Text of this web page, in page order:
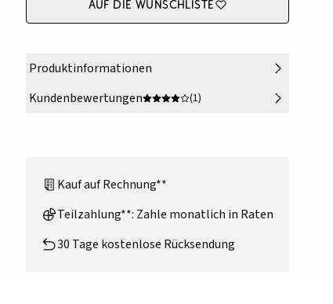
Auf die Wunschliste
Produktinformationen
Kundenbewertungen
(1)
Kauf auf Rechnung**
Teilzahlung**: Zahle monatlich in Raten
30 Tage kostenlose Rücksendung